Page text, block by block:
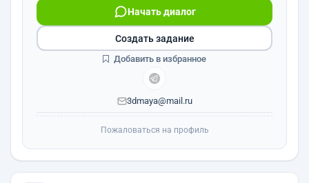
Начать диалог
3dmaya@mail.ru
Создать задание
Добавить в избранное
Пожаловаться на профиль